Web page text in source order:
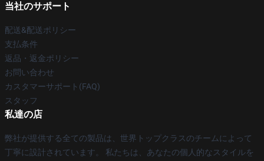
当社のサポート
配送&配送ポリシー
支払条件
返品・返金ポリシー
お問い合わせ
カスタマーサポート(FAQ)
スタッフ
私達の店
弊社が提供する全ての製品は、世界トップクラスのチームによって
丁寧に設計されています。 私たちは、あなたの個人的なスタイルを